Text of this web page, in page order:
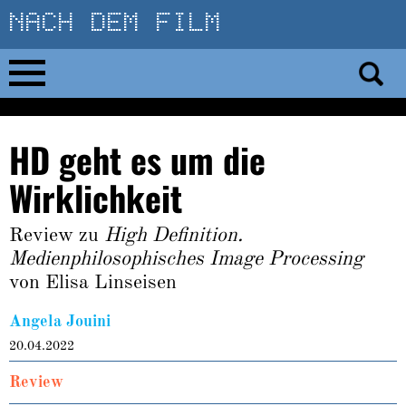
Direkt
zum
Inhalt
Home
No 23
No 01–22
Essays
Reviews
Archiv
HD geht es um die
Wirklichkeit
Review zu High Definition.
Medienphilosophisches Image Processing
von Elisa Linseisen
Angela Jouini
20.04.2022
Review